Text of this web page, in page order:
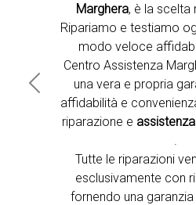
Marghera, è la scelta
Ripariamo e testiamo
modo veloce
Centro Assistenza
una vera e propria
affidabilità e
riparazione e
.
Tutte le riparazioni
esclusivamente con
fornendo una
Previous